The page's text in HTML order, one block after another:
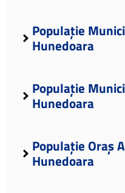
Populație
Hunedoara
Populație
Hunedoara
Populație Oraș
Hunedoara